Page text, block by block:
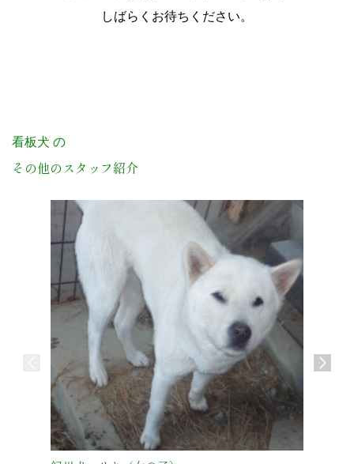
しばらくお待ちください。
看板犬 の
その他のスタッフ紹介